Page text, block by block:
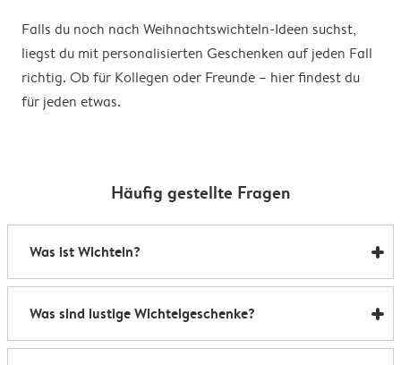
Falls du noch nach Weihnachtswichteln-Ideen suchst,
liegst du mit personalisierten Geschenken auf jeden Fall
richtig. Ob für Kollegen oder Freunde – hier findest du
für jeden etwas.
Häufig gestellte Fragen
Was ist Wichteln?
Beim Weihnachtswichteln werden die Namen aller
Teilnehmenden gesammelt und zufällig ausgelost. Jede
Person zieht den Namen einer anderen und beschenkt
Was sind lustige Wichtelgeschenke?
Egal ob für Kollegen, Freunde oder Familie – ein